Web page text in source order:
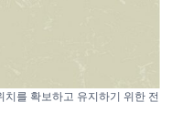
를 확보하고 유지하기 위한 전